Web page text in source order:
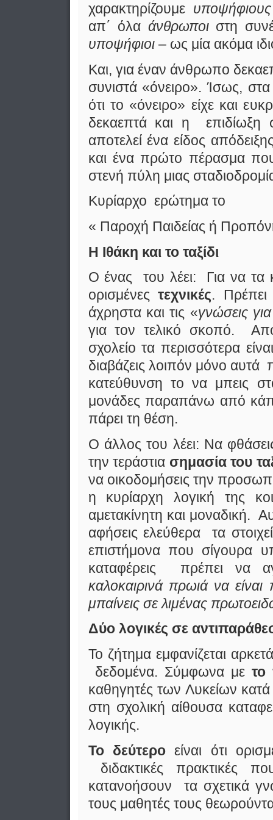
χαρακτηρίζουμε υποψήφιους
απ΄ όλα άνθρωποιστη
υποψήφιοι– ως μία ακόμα
Και, για έναν άνθρωπο
συνιστά «όνειρο». Ίσως,
ότι το «όνειρο» είχε και
δεκαεπτά και η επιδίωξη
αποτελεί ένα είδος
και ένα πρώτο πέρασμα
στενή πύλη μιας
Κυρίαρχο ερώτημα το
« Παροχή Παιδείας ή
Η Ιθάκη και το ταξίδι
Ο ένας του λέει: Για να τα
ορισμένεςτεχνικές.
άχρηστα και τις «γνώσεις για
για τον τελικό σκοπό.
σχολείο τα περισσότερα
διαβάζεις λοιπόν μόνο
κατεύθυνση το να μπεις
μονάδες παραπάνω από
πάρει τη θέση.
O άλλος του λέει: Να
την τεράστια σημασία του
να οικοδομήσεις την
η κυρίαρχη λογική της
αμετακίνητη και μοναδική.
αφήσεις ελεύθερα τα
επιστήμονα που σίγουρα
καταφέρεις πρέπει να
καλοκαιρινά πρωιά να
μπαίνεις σε λιμένας
Δύο λογικές σε
Το ζήτημα εμφανίζεται
δεδομένα. Σύμφωνα με το
καθηγητές των Λυκείων
στη σχολική αίθουσα
λογικής.
Το δεύτεροείναι ότι
διδακτικές πρακτικές
κατανοήσουν τα σχετικά
τους μαθητές τους